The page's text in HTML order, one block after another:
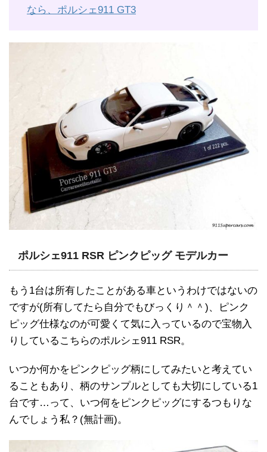
なら、ポルシェ911 GT3
ポルシェ911 RSR ピンクピッグ モデルカー
もう1台は所有したことがある車というわけではないの
ですが(所有してたら自分でもびっくり＾＾)、ピンク
ピッグ仕様なのが可愛くて気に入っているので宝物入
りしているこちらのポルシェ911 RSR。
いつか何かをピンクピッグ柄にしてみたいと考えてい
ることもあり、柄のサンプルとしても大切にしている1
台です…って、いつ何をピンクピッグにするつもりな
んでしょう私？(無計画)。